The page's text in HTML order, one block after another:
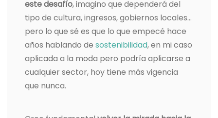
este desafío, imagino que dependerá del
tipo de cultura, ingresos, gobiernos locales…
pero lo que sé es que lo que empecé hace
años hablando de sostenibilidad, en mi caso
aplicada a la moda pero podría aplicarse a
cualquier sector, hoy tiene más vigencia
que nunca.